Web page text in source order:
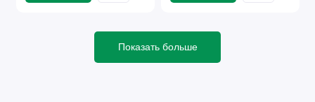
Показать больше